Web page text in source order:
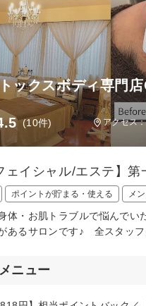
ックスボディ専門
(10件) アクセス
ェイシャル/エステ】
ポイントが貯まる・使える メ
体・お肌トラブルで悩んで
あるサロンです♪ 全スタッ
ニュー